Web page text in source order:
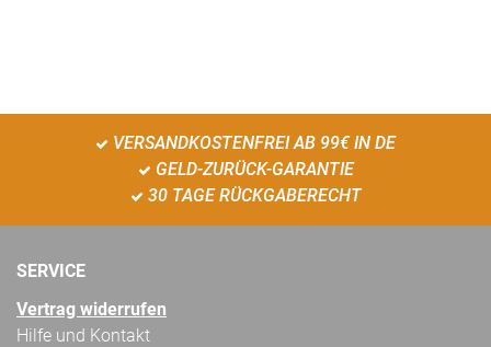
VERSANDKOSTENFREI AB 99€ IN DE
GELD-ZURÜCK-GARANTIE
30 TAGE RÜCKGABERECHT
SERVICE
Vertrag widerrufen
Hilfe und Kontakt